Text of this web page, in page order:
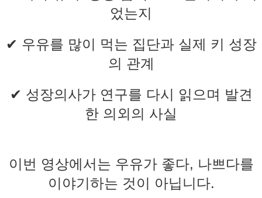
었는지
✔ 우유를 많이 먹는 집단과 실제 키 성장
의 관계
✔ 성장의사가 연구를 다시 읽으며 발견
한 의외의 사실
이번 영상에서는 우유가 좋다, 나쁘다를
이야기하는 것이 아닙니다.